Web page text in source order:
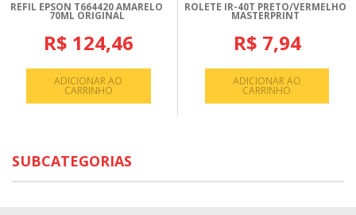
REFIL EPSON T664420 AMARELO
70ML ORIGINAL
R$ 124,46
ADICIONAR AO
CARRINHO
ROLETE IR-40T PRETO/VERMELHO
MASTERPRINT
R$ 7,94
ADICIONAR AO
CARRINHO
SUBCATEGORIAS